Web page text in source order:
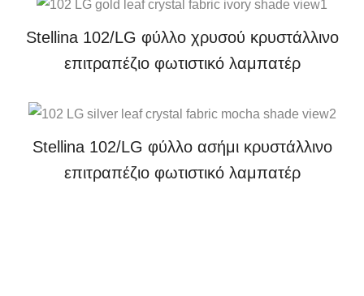
Stellina 102/LG φύλλο χρυσού κρυστάλλινο
επιτραπέζιο φωτιστικό λαμπατέρ
Stellina 102/LG φύλλο ασήμι κρυστάλλινο
επιτραπέζιο φωτιστικό λαμπατέρ